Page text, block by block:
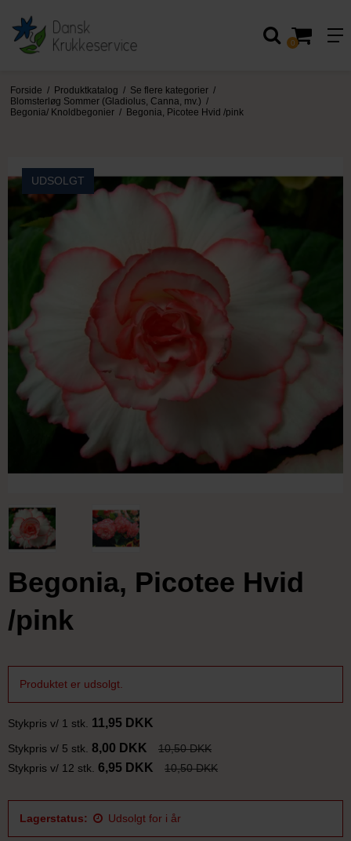
0
Forside / Produktkatalog / Se flere kategorier /
Blomsterløg Sommer (Gladiolus, Canna, mv.) /
Begonia/ Knoldbegonier / Begonia, Picotee Hvid /pink
UDSOLGT
Begonia, Picotee Hvid
/pink
Produktet er udsolgt.
Stykpris v/ 1 stk. 11,95 DKK
Stykpris v/ 5 stk. 8,00 DKK
10,50 DKK
Stykpris v/ 12 stk. 6,95 DKK 10,50 DKK
Lagerstatus: Udsolgt for i år